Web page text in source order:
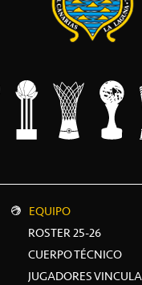
EQUIPO
ROSTER 25-26
CUERPO TÉCNICO
JUGADORES